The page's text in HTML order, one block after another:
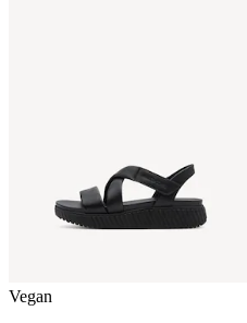
Vegan